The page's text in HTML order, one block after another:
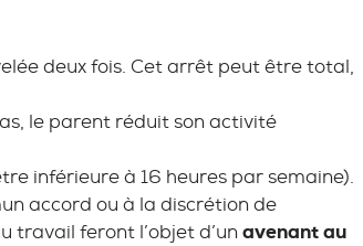
deux fois. Cet arrêt peut être total,
le parent réduit son activité
inférieure à 16 heures par semaine).
accord ou à la discrétion de
travail feront l’objet d’unavenant au